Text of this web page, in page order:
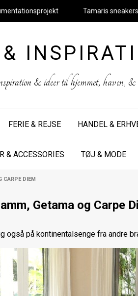
Tamaris sneakers
& ideer til hjemmet, haven, &
FERIE & REJSE HANDEL &
& ACCESSORIES TØJ & MODE
CARPE DIEM
Getama og Carpe
på kontinentalsenge fra andre